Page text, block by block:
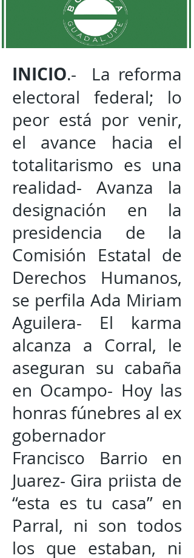
INICIO.- La reforma
electoral federal; lo
peor está por venir,
el avance hacia el
totalitarismo es una
realidad- Avanza la
designación en la
presidencia de la
Comisión Estatal de
Derechos Humanos,
se perfila Ada Miriam
Aguilera- El karma
alcanza a Corral, le
aseguran su cabaña
en Ocampo- Hoy las
honras fúnebres al ex
gobernador
Francisco Barrio en
Juarez- Gira priista de
“esta es tu casa” en
Parral, ni son todos
los que estaban, ni